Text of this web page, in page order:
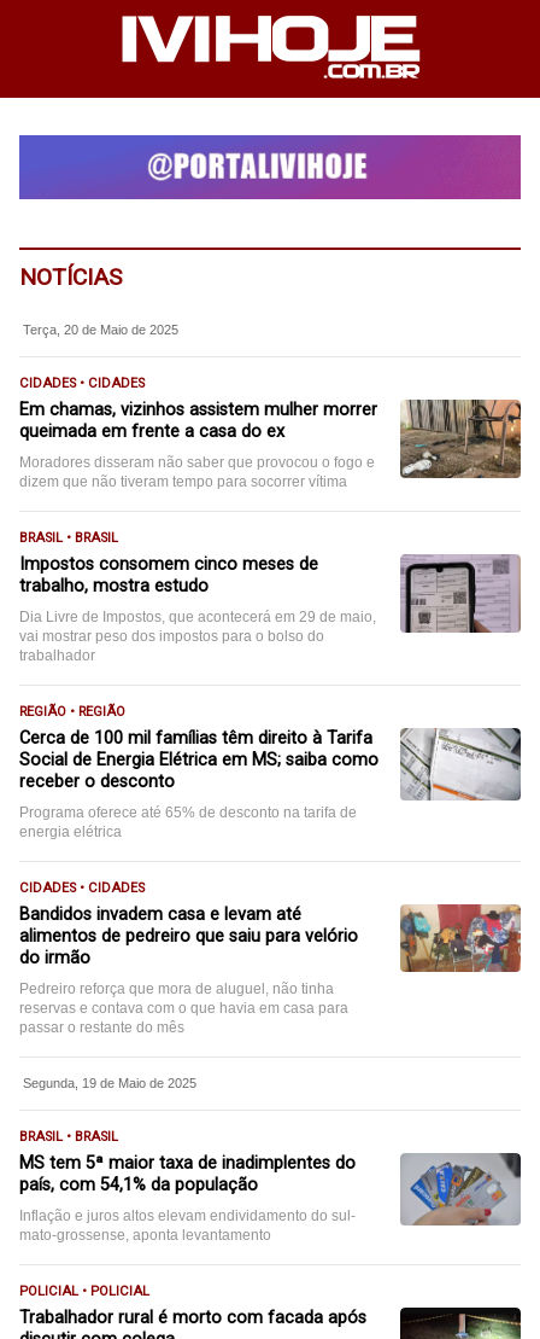
NOTÍCIAS
Terça, 20 de Maio de 2025
CIDADES • CIDADES
Em chamas, vizinhos assistem mulher morrer
queimada em frente a casa do ex
Moradores disseram não saber que provocou o fogo e
dizem que não tiveram tempo para socorrer vítima
BRASIL • BRASIL
Impostos consomem cinco meses de
trabalho, mostra estudo
Dia Livre de Impostos, que acontecerá em 29 de maio,
vai mostrar peso dos impostos para o bolso do
trabalhador
REGIÃO • REGIÃO
Cerca de 100 mil famílias têm direito à Tarifa
Social de Energia Elétrica em MS; saiba como
receber o desconto
Programa oferece até 65% de desconto na tarifa de
energia elétrica
CIDADES • CIDADES
Bandidos invadem casa e levam até
alimentos de pedreiro que saiu para velório
do irmão
Pedreiro reforça que mora de aluguel, não tinha
reservas e contava com o que havia em casa para
passar o restante do mês
Segunda, 19 de Maio de 2025
BRASIL • BRASIL
MS tem 5ª maior taxa de inadimplentes do
país, com 54,1% da população
Inflação e juros altos elevam endividamento do sul-
mato-grossense, aponta levantamento
POLICIAL • POLICIAL
Trabalhador rural é morto com facada após